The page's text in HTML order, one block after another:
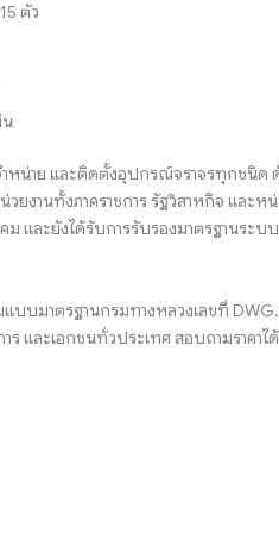
ตัว
น
หน่าย และติดตั้งอุปกรณ์จราจรทุกชนิด
ยงานทั้งภาคราชการ รัฐวิสาหกิจ และห
ม และยังได้รับการรับรองมาตรฐานระ
บบมาตรฐานกรมทางหลวงเลขที่
ร และเอกชนทั่วประเทศ สอบถามราคาไ